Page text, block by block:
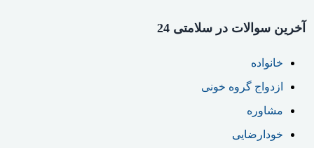
آخرین سوالات در سلامتی 24
خانواده
ازدواج گروه خونی
مشاوره
خودارضایی